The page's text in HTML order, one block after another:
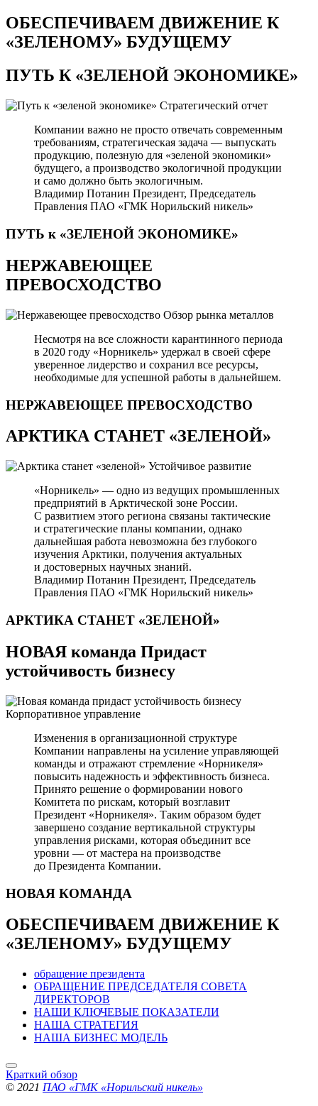
ОБЕСПЕЧИВАЕМ ДВИЖЕНИЕ К
«ЗЕЛЕНОМУ» БУДУЩЕМУ
ПУТЬ К«ЗЕЛЕНОЙ ЭКОНОМИКЕ»
Стратегический отчет
Компании важно не просто отвечать современным
требованиям, стратегическая задача — выпускать
продукцию, полезную для «зеленой экономики»
будущего, а производство экологичной продукции
и само должно быть экологичным.
Владимир Потанин Президент, Председатель
Правления ПАО «ГМК Норильский никель»
ПУТЬ к «ЗЕЛЕНОЙ ЭКОНОМИКЕ»
НЕРЖАВЕЮЩЕЕ
ПРЕВОСХОДСТВО
Обзор рынка металлов
Несмотря на все сложности карантинного периода
в 2020 году «Норникель» удержал в своей сфере
уверенное лидерство и сохранил все ресурсы,
необходимые для успешной работы в дальнейшем.
НЕРЖАВЕЮЩЕЕ ПРЕВОСХОДСТВО
АРКТИКА СТАНЕТ «ЗЕЛЕНОЙ»
Устойчивое развитие
«Норникель» — одно из ведущих промышленных
предприятий в Арктической зоне России.
С развитием этого региона связаны тактические
и стратегические планы компании, однако
дальнейшая работа невозможна без глубокого
изучения Арктики, получения актуальных
и достоверных научных знаний.
Владимир Потанин Президент, Председатель
Правления ПАО «ГМК Норильский никель»
АРКТИКА СТАНЕТ «ЗЕЛЕНОЙ»
НОВАЯ команда Придаст
устойчивость бизнесу
Корпоративное управление
Изменения в организационной структуре
Компании направлены на усиление управляющей
команды и отражают стремление «Норникеля»
повысить надежность и эффективность бизнеса.
Принято решение о формировании нового
Комитета по рискам, который возглавит
Президент «Норникеля». Таким образом будет
завершено создание вертикальной структуры
управления рисками, которая объединит все
уровни — от мастера на производстве
до Президента Компании.
НОВАЯ КОМАНДА
ОБЕСПЕЧИВАЕМ ДВИЖЕНИЕ К
«ЗЕЛЕНОМУ» БУДУЩЕМУ
обращение президента
ОБРАЩЕНИЕ ПРЕДСЕДАТЕЛЯ СОВЕТА
ДИРЕКТОРОВ
НАШИ КЛЮЧЕВЫЕ ПОКАЗАТЕЛИ
НАША СТРАТЕГИЯ
НАША БИЗНЕС МОДЕЛЬ
Краткий обзор
© 2021 ПАО «ГМК «Норильский никель»